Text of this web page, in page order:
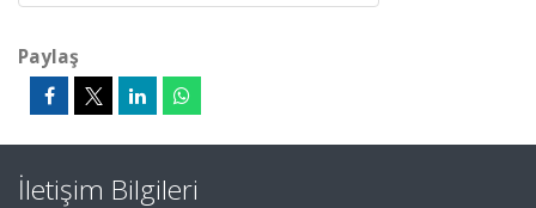
Paylaş
İletişim Bilgileri